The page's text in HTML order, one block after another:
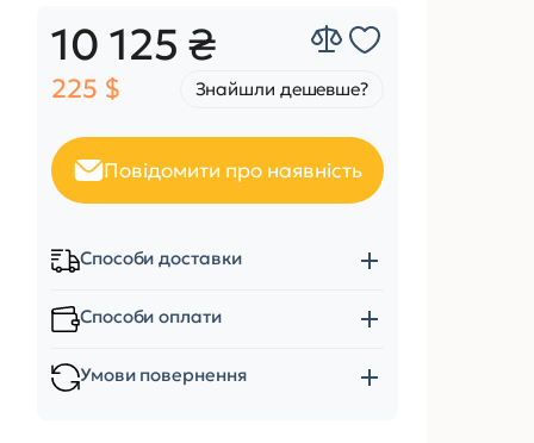
10 125 ₴
225 $ Знайшли дешевше?
Повідомити про наявність
Способи доставки
Способи оплати
Умови повернення